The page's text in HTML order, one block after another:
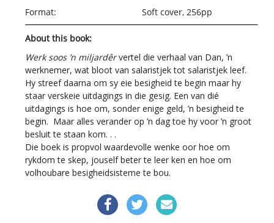
Format:
Soft cover, 256pp
About this book:
Werk soos ’n miljardêrvertel die verhaal van Dan, ’n
werknemer, wat bloot van salaristjek tot salaristjek leef.
Hy streef daarna om sy eie besigheid te begin maar hy
staar verskeie uitdagings in die gesig. Een van dié
uitdagings is hoe om, sonder enige geld, ’n besigheid te
begin. Maar alles verander op ’n dag toe hy voor ’n groot
besluit te staan kom. . .
Die boek is propvol waardevolle wenke oor hoe om
rykdom te skep, jouself beter te leer ken en hoe om
volhoubare besigheidsisteme te bou.